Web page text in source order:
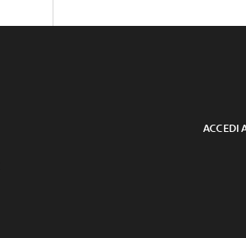
ACCEDI